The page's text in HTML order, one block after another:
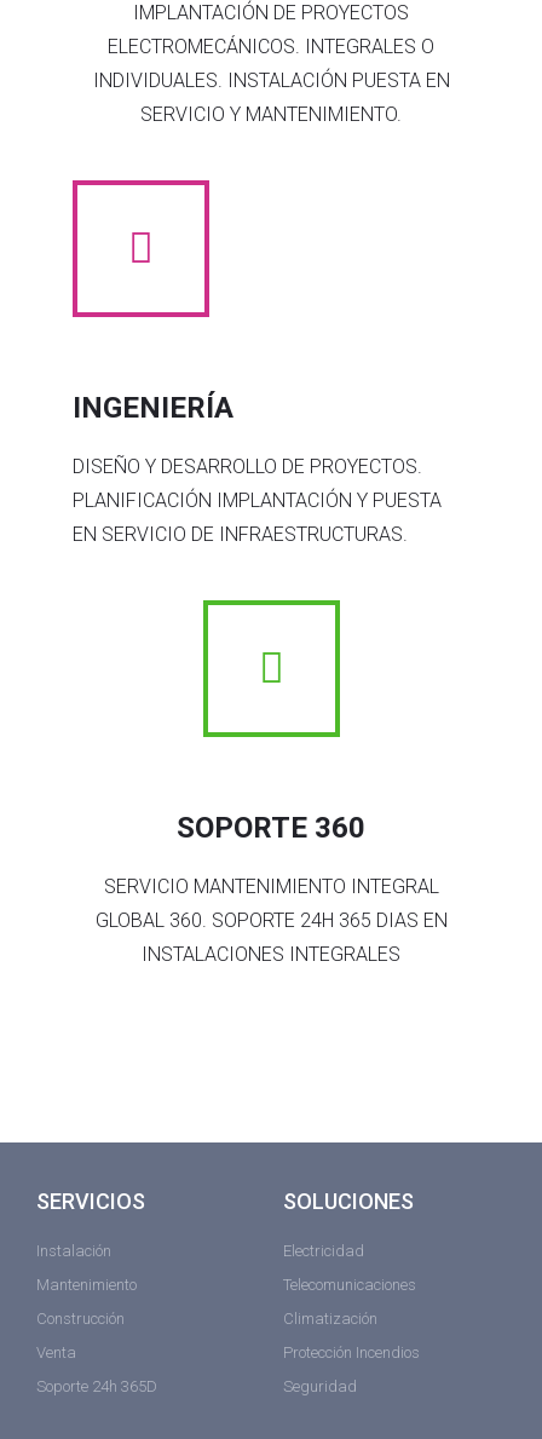
IMPLANTACIÓN DE PROYECTOS
ELECTROMECÁNICOS. INTEGRALES O
INDIVIDUALES. INSTALACIÓN PUESTA EN
SERVICIO Y MANTENIMIENTO.
INGENIERÍA
DISEÑO Y DESARROLLO DE PROYECTOS.
PLANIFICACIÓN IMPLANTACIÓN Y PUESTA
EN SERVICIO DE INFRAESTRUCTURAS.
SOPORTE 360
SERVICIO MANTENIMIENTO INTEGRAL
GLOBAL 360. SOPORTE 24H 365 DIAS EN
INSTALACIONES INTEGRALES
SERVICIOS
Instalación
Mantenimiento
Construcción
Venta
Soporte 24h 365D
SOLUCIONES
Electricidad
Telecomunicaciones
Climatización
Protección Incendios
Seguridad